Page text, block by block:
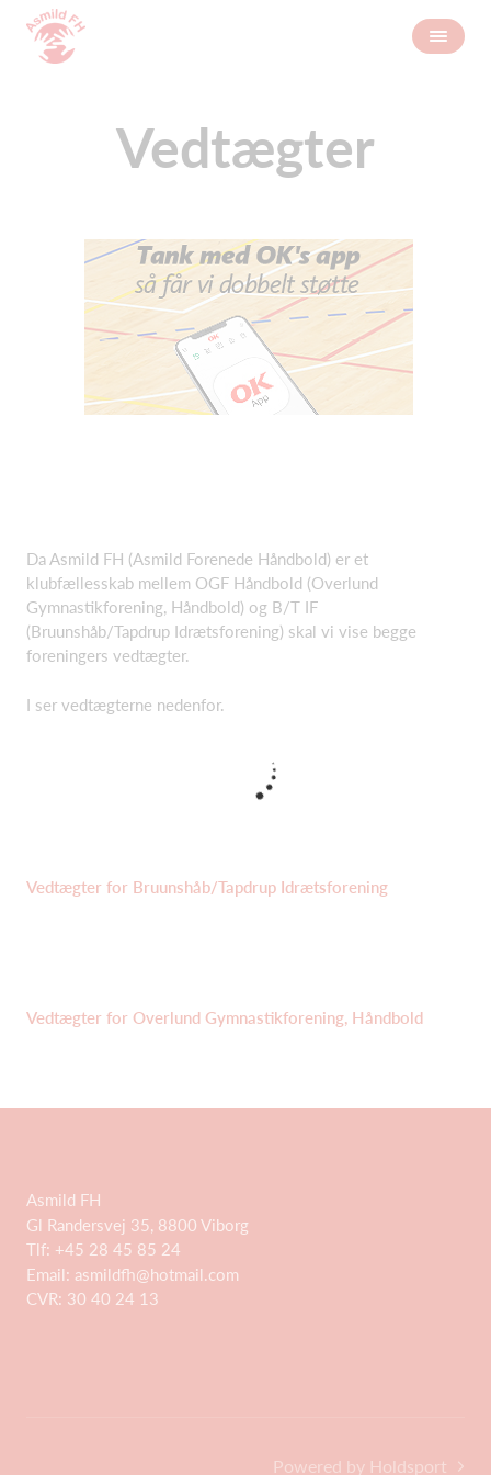
Vedtægter
Da Asmild FH (Asmild Forenede Håndbold) er et
klubfællesskab mellem OGF Håndbold (Overlund
Gymnastikforening, Håndbold) og B/T IF
(Bruunshåb/Tapdrup Idrætsforening) skal vi vise begge
foreningers vedtægter.
I ser vedtægterne nedenfor.
Vedtægter for Bruunshåb/Tapdrup Idrætsforening
Vedtægter for Overlund Gymnastikforening, Håndbold
Asmild FH
Gl Randersvej 35, 8800 Viborg
Tlf: +45 28 45 85 24
Email: asmildfh@hotmail.com
CVR: 30 40 24 13
Powered by Holdsport